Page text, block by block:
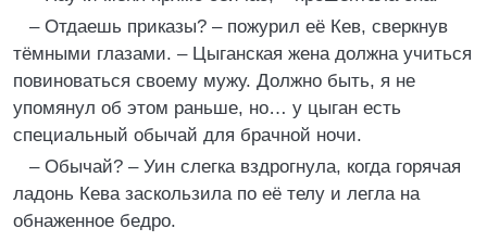
– Отдаешь приказы? – пожурил её Кев, сверкнув
тёмными глазами. – Цыганская жена должна учиться
повиноваться своему мужу. Должно быть, я не
упомянул об этом раньше, но… у цыган есть
специальный обычай для брачной ночи.
– Обычай? – Уин слегка вздрогнула, когда горячая
ладонь Кева заскользила по её телу и легла на
обнаженное бедро.